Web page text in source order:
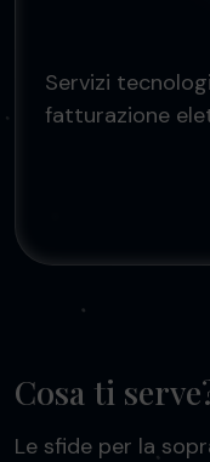
Servizi
fatturazione
Cosa ti
Le sfide per la